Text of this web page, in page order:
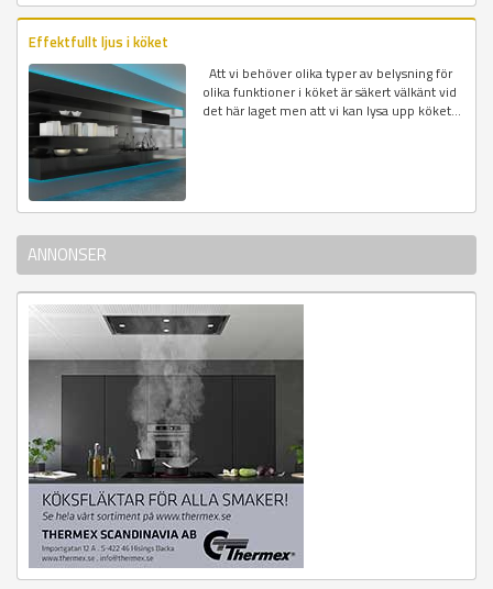
Effektfullt ljus i köket
Att vi behöver olika typer av belysning för
olika funktioner i köket är säkert välkänt vid
det här laget men att vi kan lysa upp köket...
ANNONSER